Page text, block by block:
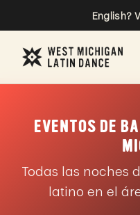
English?
EVENTOS DE
Todas las noches
latino en el